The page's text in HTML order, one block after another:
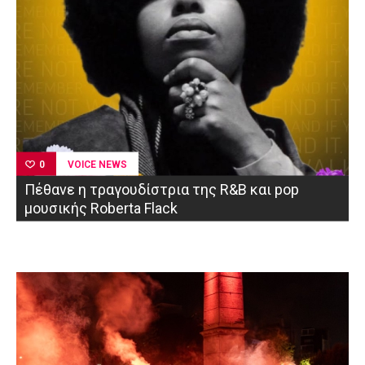
0 VOICE NEWS
Πέθανε η τραγουδίστρια της R&B και pop
μουσικής Roberta Flack